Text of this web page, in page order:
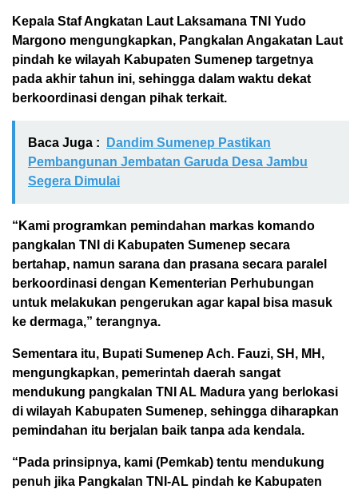
Kepala Staf Angkatan Laut Laksamana TNI Yudo
Margono mengungkapkan, Pangkalan Angakatan Laut
pindah ke wilayah Kabupaten Sumenep targetnya
pada akhir tahun ini, sehingga dalam waktu dekat
berkoordinasi dengan pihak terkait.
Baca Juga :
Dandim Sumenep Pastikan
Pembangunan Jembatan Garuda Desa Jambu
Segera Dimulai
“Kami programkan pemindahan markas komando
pangkalan TNI di Kabupaten Sumenep secara
bertahap, namun sarana dan prasana secara paralel
berkoordinasi dengan Kementerian Perhubungan
untuk melakukan pengerukan agar kapal bisa masuk
ke dermaga,” terangnya.
Sementara itu, Bupati Sumenep Ach. Fauzi, SH, MH,
mengungkapkan, pemerintah daerah sangat
mendukung pangkalan TNI AL Madura yang berlokasi
di wilayah Kabupaten Sumenep, sehingga diharapkan
pemindahan itu berjalan baik tanpa ada kendala.
“Pada prinsipnya, kami (Pemkab) tentu mendukung
penuh jika Pangkalan TNI-AL pindah ke Kabupaten